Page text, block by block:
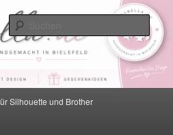
Handgemacht in
Silhouette und Brother